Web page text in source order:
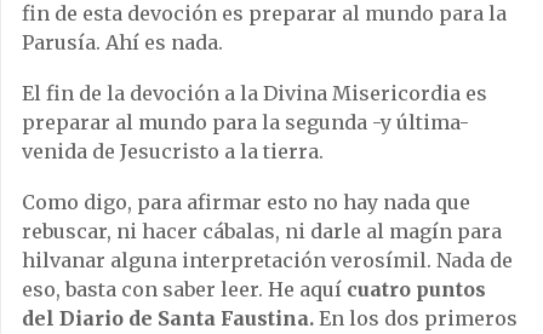
fin de esta devoción es preparar al mundo para la
Parusía. Ahí es nada.
El fin de la devoción a la Divina Misericordia es
preparar al mundo para la segunda -y última-
venida de Jesucristo a la tierra.
Como digo, para afirmar esto no hay nada que
rebuscar, ni hacer cábalas, ni darle al magín para
hilvanar alguna interpretación verosímil. Nada de
eso, basta con saber leer. He aquí cuatro puntos
del Diario de Santa Faustina. En los dos primeros